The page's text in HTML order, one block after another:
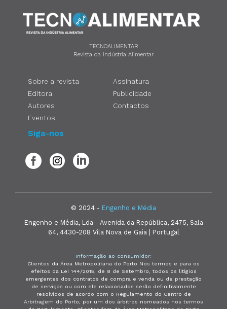
TECNOALIMENTAR
Revista da Indústria Alimentar
Sobre a revista
Editora
Autores
Eventos
Assinatura
Publicidade
Contactos
Siga-nos
© 2024 - Engenho e Média
Engenho e Média, Lda - Avenida da República, 2475, Sala
64, 4430-208 Vila Nova de Gaia | Portugal
Informação ao consumidor:
Clientes da Área Metropolitana do Porto Nos termos e para os
efeitos da Lei 144/2015, de 8 de Setembro, todos os litígios
emergentes dos contratos de compra e venda ou de prestação
de serviços ou com ele relacionados serão definitivamente
resolvidos de acordo com o Regulamento do Centro de
Arbitragem do Porto, por um dos árbitros nomeados nos termos